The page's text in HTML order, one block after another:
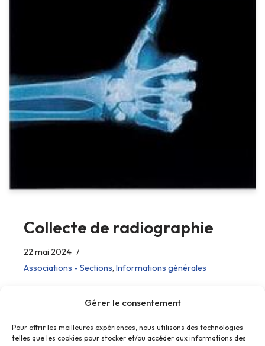
Gérer le consentement
Pour offrir les meilleures expériences, nous utilisons des technologies
telles que les cookies pour stocker et/ou accéder aux informations des
Collecte de radiographie
22 mai 2024
Associations - Sections, Informations générales